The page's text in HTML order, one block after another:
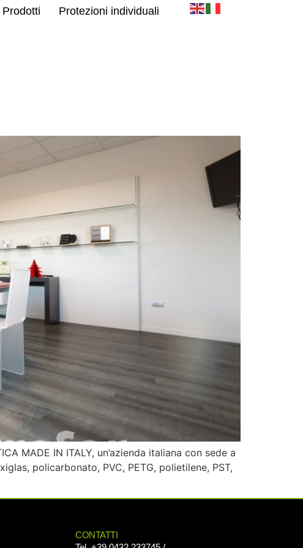
Prodotti
Protezioni individuali
MADE IN ITALY, un’azienda italiana con sede a
policarbonato, PVC, PETG, polietilene, PST,
CONTATTI